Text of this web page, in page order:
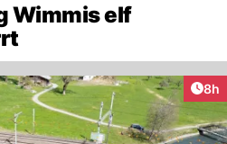
Wimmis elf
8h